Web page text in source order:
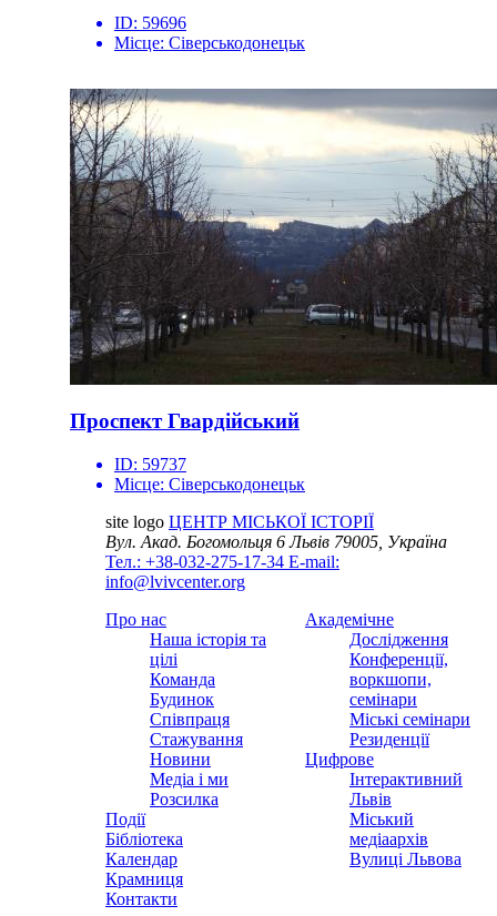
ID: 59696
Місце: Сіверськодонецьк
Проспект Гвардійський
ID: 59737
Місце: Сіверськодонецьк
site logo ЦЕНТР МІСЬКОЇ ІСТОРІЇ
Вул. Акад. Богомольця 6Львів 79005, Україна
Тел.: +38-032-275-17-34 E-mail:
info@lvivcenter.org
Про нас
Наша історія та
цілі
Команда
Будинок
Співпраця
Стажування
Новини
Медіа і ми
Розсилка
Події
Бібліотека
Календар
Крамниця
Контакти
Академічне
Дослідження
Конференції,
воркшопи,
семінари
Міські семінари
Резиденції
Цифрове
Інтерактивний
Львів
Міський
медіаархів
Вулиці Львова